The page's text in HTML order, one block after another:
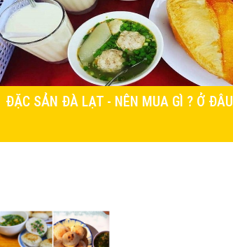
ĐẶC SẢN ĐÀ LẠT - NÊN MUA GÌ ? Ở ĐÂU